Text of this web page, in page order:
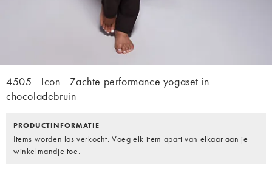
4505 - Icon - Zachte performance yogaset in
chocoladebruin
PRODUCTINFORMATIE
Items worden los verkocht. Voeg elk item apart van elkaar aan je
winkelmandje toe.